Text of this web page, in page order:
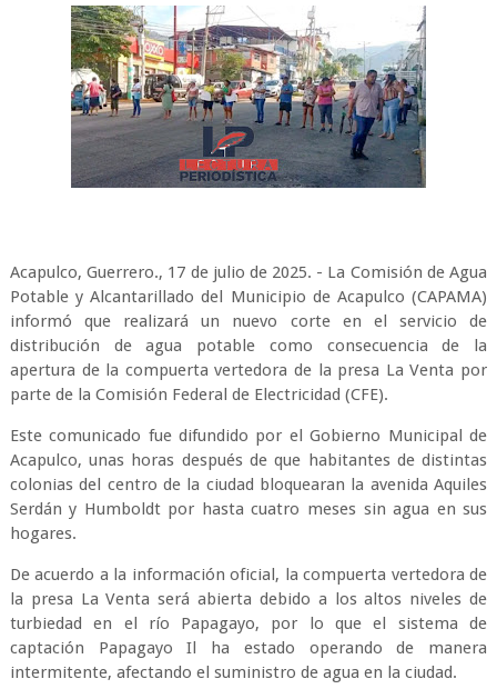
Acapulco, Guerrero., 17 de julio de 2025. - La Comisión de Agua
Potable y Alcantarillado del Municipio de Acapulco (CAPAMA)
informó que realizará un nuevo corte en el servicio de
distribución de agua potable como consecuencia de la
apertura de la compuerta vertedora de la presa La Venta por
parte de la Comisión Federal de Electricidad (CFE).
Este comunicado fue difundido por el Gobierno Municipal de
Acapulco, unas horas después de que habitantes de distintas
colonias del centro de la ciudad bloquearan la avenida Aquiles
Serdán y Humboldt por hasta cuatro meses sin agua en sus
hogares.
De acuerdo a la información oficial, la compuerta vertedora de
la presa La Venta será abierta debido a los altos niveles de
turbiedad en el río Papagayo, por lo que el sistema de
captación Papagayo Il ha estado operando de manera
intermitente, afectando el suministro de agua en la ciudad.